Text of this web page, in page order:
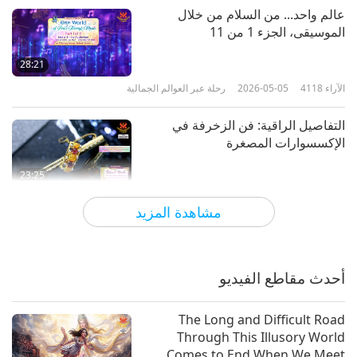
مشاهدة المزيد
28:21
عالم واحد... من السلام من خلال
الموسيقى، الجزء 1 من 11
رحلة عبر العوالم الجمالية 2026-05-05 4118 الآراء
23:25
التفاصيل الراقية: فن الزخرفة في
الإكسسوارات المصغرة
رحلة عبر العوالم الجمالية 2026-04-16
لوحة الربيع الخالدة: رحلة عبر فن
أحدث مقاطع الفيديو
The Long and Difficult Road
Through This Illusory World